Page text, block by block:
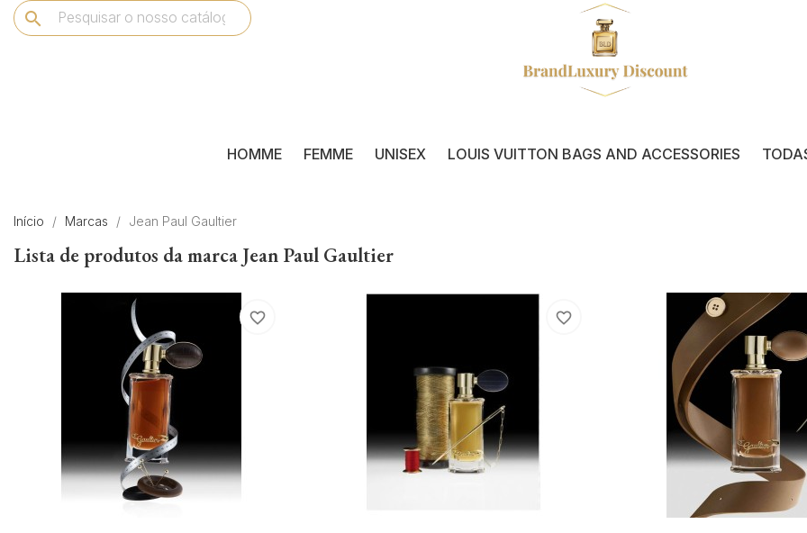
search
HOMME FEMME UNISEX LOUIS VUITTON BAGS AND ACCESSORIES
Início Marcas Jean Paul Gaultier
Lista de produtos da marca Jean Paul Gaultier
favorite_border favorite_border